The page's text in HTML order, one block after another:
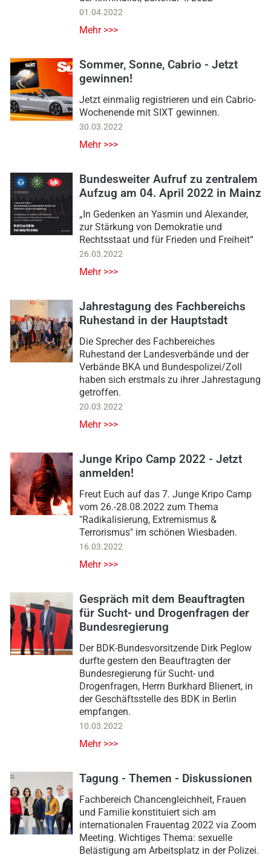
01.04.2022
Mehr >>>
Sommer, Sonne, Cabrio - Jetzt
gewinnen!
Jetzt einmalig registrieren und ein Cabrio-
Wochenende mit SIXT gewinnen.
30.03.2022
Mehr >>>
Bundesweiter Aufruf zu zentralem
Aufzug am 04. April 2022 in Mainz
„In Gedenken an Yasmin und Alexander,
zur Stärkung von Demokratie und
Rechtsstaat und für Frieden und Freiheit“
26.03.2022
Mehr >>>
Jahrestagung des Fachbereichs
Ruhestand in der Hauptstadt
Die Sprecher des Fachbereiches
Ruhestand der Landesverbände und der
Verbände BKA und Bundespolizei/Zoll
haben sich erstmals zu ihrer Jahrestagung
getroffen.
20.03.2022
Mehr >>>
Junge Kripo Camp 2022 - Jetzt
anmelden!
Freut Euch auf das 7. Junge Kripo Camp
vom 26.-28.08.2022 zum Thema
"Radikalisierung, Extremismus &
Terrorismus" im schönen Wiesbaden.
16.03.2022
Mehr >>>
Gespräch mit dem Beauftragten
für Sucht- und Drogenfragen der
Bundesregierung
Der BDK-Bundesvorsitzende Dirk Peglow
durfte gestern den Beauftragten der
Bundesregierung für Sucht- und
Drogenfragen, Herrn Burkhard Blienert, in
der Geschäftsstelle des BDK in Berlin
empfangen.
10.03.2022
Mehr >>>
Tagung - Themen - Diskussionen
Fachbereich Chancengleichheit, Frauen
und Familie konstituiert sich am
internationalen Frauentag 2022 via Zoom
Meeting. Wichtiges Thema: sexuelle
Belästigung am Arbeitsplatz in der Polizei.